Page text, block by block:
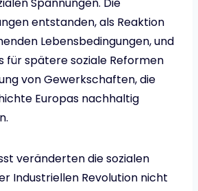
entstanden, als Reaktion
Lebensbedingungen, und
für spätere soziale Reformen
von Gewerkschaften, die
Europas nachhaltig
veränderten die sozialen
Industriellen Revolution nicht